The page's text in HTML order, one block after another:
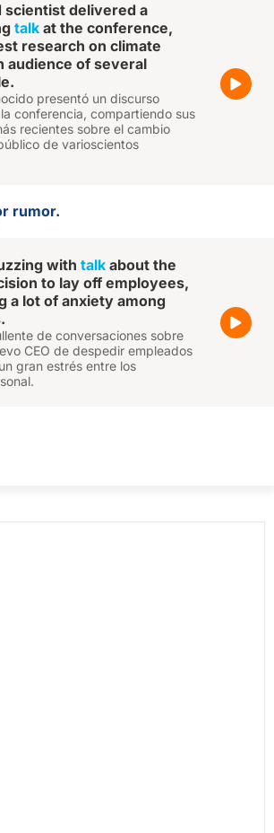
scientist delivered a
talk at the conference,
research on climate
audience of several
presentó un discurso
conferencia, compartiendo sus
recientes sobre el cambio
de varioscientos
rumor.
with talk about the
to lay off employees,
a lot of anxiety among
de conversaciones sobre
CEO de despedir empleados
gran estrés entre los